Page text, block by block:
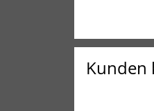
Kunden